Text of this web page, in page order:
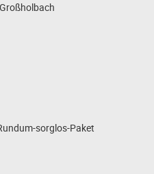
sorglos-Paket